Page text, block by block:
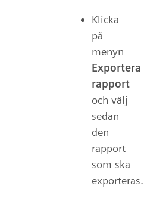
Klicka
på
menyn
Exportera
rapport
och välj
sedan
den
rapport
som ska
exporteras.